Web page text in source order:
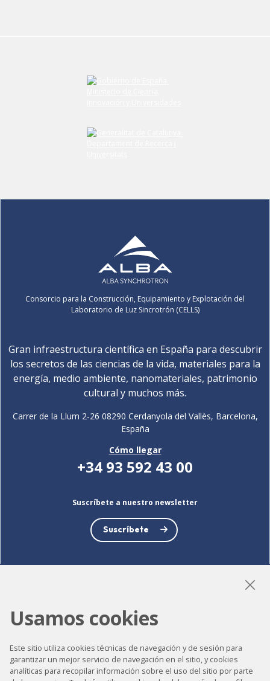
Consorcio para la Construcción, Equipamiento y Explotación del
Laboratorio de Luz Sincrotrón (CELLS)
Gran infraestructura científica en España para descubrir
los secretos de las ciencias de la vida, materiales para la
energía, medio ambiente, nanomateriales, patrimonio
cultural y muchos más.
Carrer de la Llum 2-26 08290 Cerdanyola del Vallès, Barcelona,
España
Cómo llegar
+34 93 592 43 00
Suscríbete a nuestro newsletter
Suscríbete
Accesibilidad
Usamos cookies
Este sitio utiliza cookies técnicas de navegación y de sesión para
garantizar un mejor servicio de navegación en el sitio, y cookies
analíticas para recopilar información sobre el uso del sitio por parte